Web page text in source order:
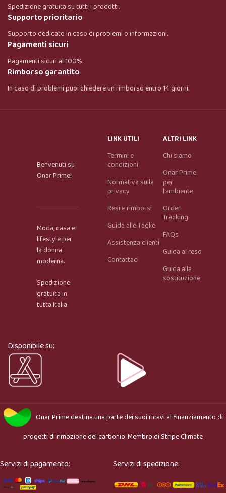
Onar AI Assistant
Spedizione gratuita su tutti i prodotti.
Supporto prioritario
Supporto dedicato in caso di problemi o informazioni.
Pagamenti sicuri
Pagamenti sicuri al 100%.
Rimborso garantito
In caso di problemi puoi chiedere un rimborso entro 14 giorni.
Benvenuti su
Onar Prime!
Moda, casa e
lifestyle per
la donna
moderna.
Spedizione
gratuita in
tutta Italia.
LINK UTILI
Termini e
condizioni
Normativa sulla
privacy
Resi e rimborsi
Guida alle Taglie
Assistenza clienti
Contattaci
ALTRI LINK
Chi siamo
Onar Prime
per
l'ambiente
Order
Tracking
FAQs
Guida al reso
Guida alla
sostituzione
Disponibile su:
Onar Primedestina una parte dei suoi ricavi al finanziamento di
progetti di rimozione del carbonio. Membro diStripe Climate
Servizi di pagamento: Servizi di spedizione: